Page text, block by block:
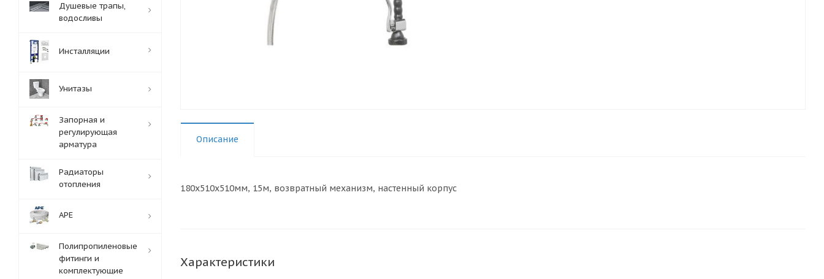
Описание
180x510x510мм, 15м, возвратный механизм, настенный корпус
Характеристики
Душевые трапы,
водосливы
Инсталляции
Унитазы
Запорная и
регулирующая
арматура
Радиаторы
отопления
APE
Полипропиленовые
фитинги и
комплектующие